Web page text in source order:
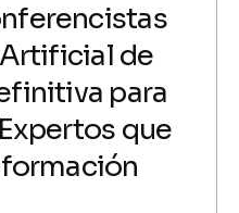
de
para
que